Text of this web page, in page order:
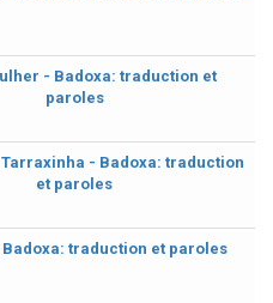
- Badoxa: traduction et
paroles
Tarraxinha - Badoxa: traduction
et paroles
traduction et paroles